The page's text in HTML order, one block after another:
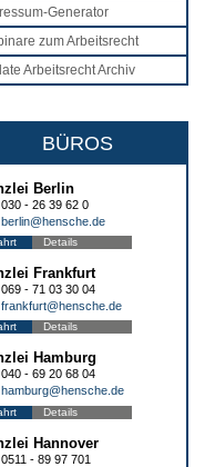
Generator
zum Arbeitsrecht
Arbeitsrecht Archiv
BÜROS
Berlin
030 - 26 39 62 0
berlin@hensche.de
Details
Frankfurt
069 - 71 03 30 04
frankfurt@hensche.de
Details
Hamburg
040 - 69 20 68 04
hamburg@hensche.de
Details
Hannover
0511 - 89 97 701